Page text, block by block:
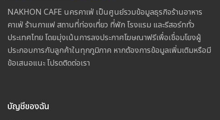
NAKHON CAFE นครคาเฟ่ เป็นศูนย์รวมข้อมูลธุรกิจร้านอาหาร
คาเฟ่ ร้านกาแฟ สถานที่ท่องเที่ยว ที่พัก โรงแรม และรีสอร์ททั่ว
ประเทศไทย โดยมุ่งเน้นการลงประกาศโฆษณาฟรีเพื่อเชื่อมโยงผู้
ประกอบการกับลูกค้าในทุกภูมิภาค หากต้องการข้อมูลเพิ่มเติมหรือมี
ข้อเสนอแนะ โปรดติดต่อเรา
บัญชีของฉัน